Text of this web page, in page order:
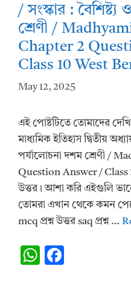
/ সংস্কার :
শ্রেণী /
Chapter 2
Class 10 West
May 12, 2025
এই পোষ্টটিতে তোমাদের
মাধ্যমিক ইতিহাস দ্বিতীয়
পর্যালোচনা দশম শ্রেণী /
Question Answer / Class
উত্তর। আশা করি এইগুলি
তোমরা এখান থেকে কমন
mcq প্রশ্ন উত্তর saq প্রশ্ন …
W